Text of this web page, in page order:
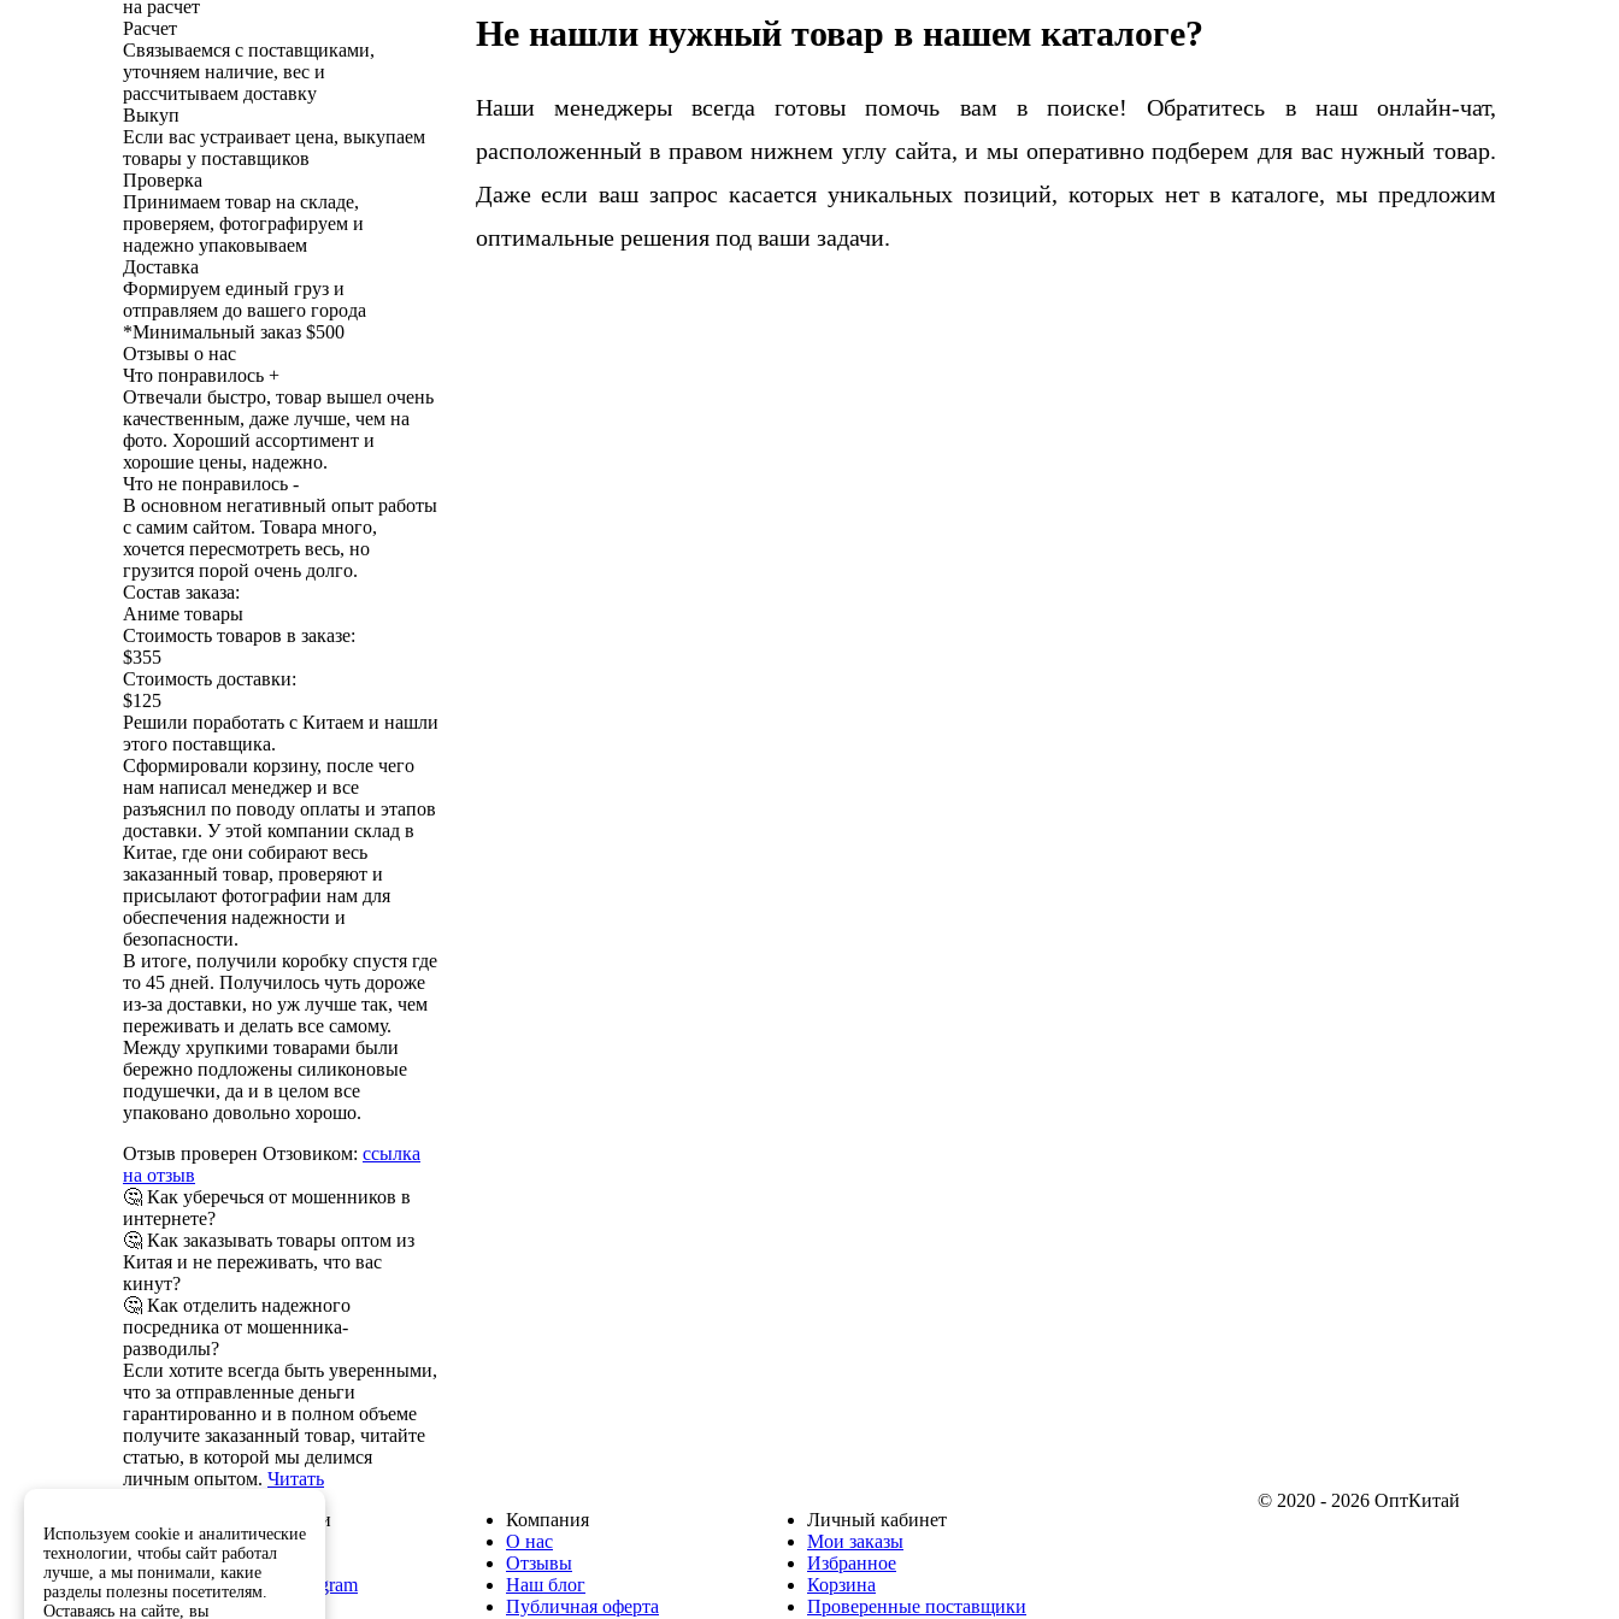
на расчет
Расчет
Связываемся с поставщиками,
уточняем наличие, вес и
рассчитываем доставку
Выкуп
Если вас устраивает цена, выкупаем
товары у поставщиков
Проверка
Принимаем товар на складе,
проверяем, фотографируем и
надежно упаковываем
Доставка
Формируем единый груз и
отправляем до вашего города
*Минимальный заказ $500
Отзывы о нас
Что понравилось +
Отвечали быстро, товар вышел очень
качественным, даже лучше, чем на
фото. Хороший ассортимент и
хорошие цены, надежно.
Что не понравилось -
В основном негативный опыт работы
с самим сайтом. Товара много,
хочется пересмотреть весь, но
грузится порой очень долго.
Состав заказа:
Аниме товары
Стоимость товаров в заказе:
$355
Стоимость доставки:
$125
Решили поработать с Китаем и нашли
этого поставщика.
Сформировали корзину, после чего
нам написал менеджер и все
разъяснил по поводу оплаты и этапов
доставки. У этой компании склад в
Китае, где они собирают весь
заказанный товар, проверяют и
присылают фотографии нам для
обеспечения надежности и
безопасности.
В итоге, получили коробку спустя где
то 45 дней. Получилось чуть дороже
из-за доставки, но уж лучше так, чем
переживать и делать все самому.
Между хрупкими товарами были
бережно подложены силиконовые
подушечки, да и в целом все
упаковано довольно хорошо.
Отзыв проверен Отзовиком: ссылка
на отзыв
🤔 Как уберечься от мошенников в
интернете?
🤔 Как заказывать товары оптом из
Китая и не переживать, что вас
кинут?
🤔 Как отделить надежного
посредника от мошенника-
разводилы?
Если хотите всегда быть уверенными,
что за отправленные деньги
гарантированно и в полном объеме
получите заказанный товар, читайте
статью, в которой мы делимся
личным опытом. Читать
Не нашли нужный товар в нашем каталоге?
Наши менеджеры всегда готовы помочь вам в поиске! Обратитесь в наш онлайн-чат,
расположенный в правом нижнем углу сайта, и мы оперативно подберем для вас нужный товар.
Даже если ваш запрос касается уникальных позиций, которых нет в каталоге, мы предложим
оптимальные решения под ваши задачи.
Служба поддержки
8 800 222-82-50
info@optkitai.com
Наш бот в Telegram
Компания
О нас
Отзывы
Наш блог
Публичная оферта
Личный кабинет
Мои заказы
Избранное
Корзина
Проверенные поставщики
© 2020 - 2026 ОптКитай
Используем cookie и аналитические
технологии, чтобы сайт работал
лучше, а мы понимали, какие
разделы полезны посетителям.
Оставаясь на сайте, вы